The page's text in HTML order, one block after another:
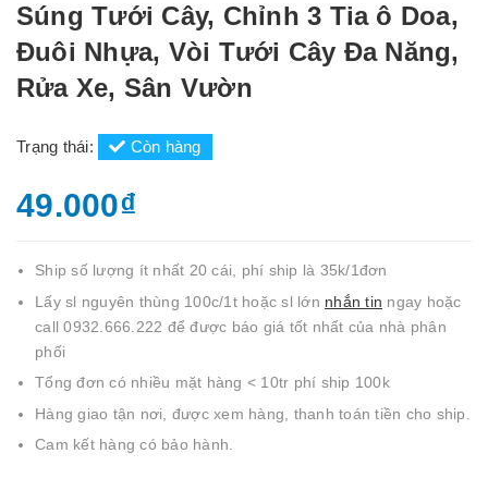
Súng Tưới Cây, Chỉnh 3 Tia ô Doa,
Đuôi Nhựa, Vòi Tưới Cây Đa Năng,
Rửa Xe, Sân Vườn
Trạng thái: Còn hàng
49.000₫
Ship số lượng ít nhất 20 cái, phí ship là 35k/1đơn
Lấy sl nguyên thùng 100c/1t hoặc sl lớn nhắn tin ngay hoặc
call 0932.666.222 để được báo giá tốt nhất của nhà phân
phối
Tổng đơn có nhiều mặt hàng < 10tr phí ship 100k
Hàng giao tận nơi, được xem hàng, thanh toán tiền cho ship.
Cam kết hàng có bảo hành.